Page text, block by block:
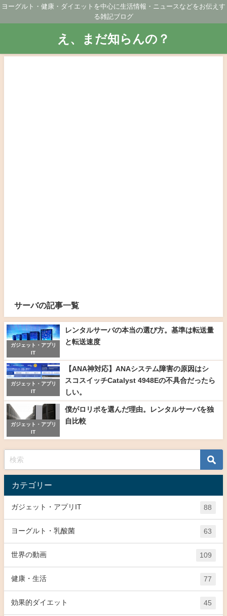
ヨーグルト・健康・ダイエットを中心に生活情報・ニュースなどをお伝えす
る雑記ブログ
え、まだ知らんの？
サーバの記事一覧
ガジェット・アプリ
IT
レンタルサーバの本当の選び方。基準は転送量
と転送速度
ガジェット・アプリ
IT
【ANA神対応】ANAシステム障害の原因はシ
スコスイッチCatalyst 4948Eの不具合だったら
しい。
ガジェット・アプリ
IT
僕がロリポを選んだ理由。レンタルサーバを独
自比較
カテゴリー
ガジェット・アプリIT 88
ヨーグルト・乳酸菌 63
世界の動画 109
健康・生活 77
効果的ダイエット 45